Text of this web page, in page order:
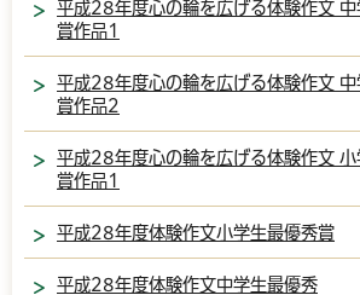
平成28年度心の輪を広げる体験作文
賞作品1
平成28年度心の輪を広げる体験作文
賞作品2
平成28年度心の輪を広げる体験作文
賞作品1
平成28年度体験作文小学生最優秀賞
平成28年度体験作文中学生最優秀